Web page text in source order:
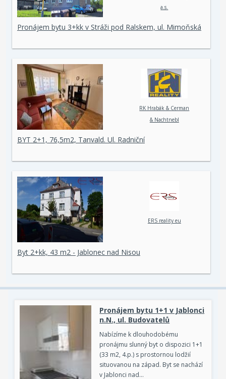
a.s.
Pronájem bytu 3+kk v Stráži pod Ralskem, ul. Mimoňská
RK Hrabák & Cerman
& Nachtnebl
BYT 2+1, 76,5m2, Tanvald. Ul. Radniční
ERS reality eu
Byt 2+kk, 43 m2 - Jablonec nad Nisou
Pronájem bytu 1+1 v Jablonci
n.N., ul. Budovatelů
Nabízíme k dlouhodobému
pronájmu slunný byt o dispozici 1+1
(33 m2, 4.p.) s prostornou lodžií
situovanou na západ. Byt se nachází
v Jablonci nad…